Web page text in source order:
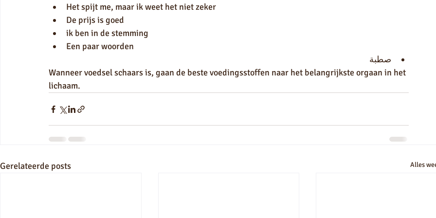
Het spijt me, maar ik weet het niet zeker
De prijs is goed
ik ben in de stemming
Een paar woorden
صطبة
Wanneer voedsel schaars is, gaan de beste voedingsstoffen naar het belangrijkste orgaan in het
lichaam.
Gerelateerde posts Alles